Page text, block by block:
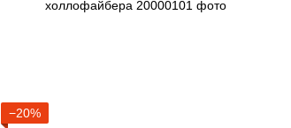
−20%